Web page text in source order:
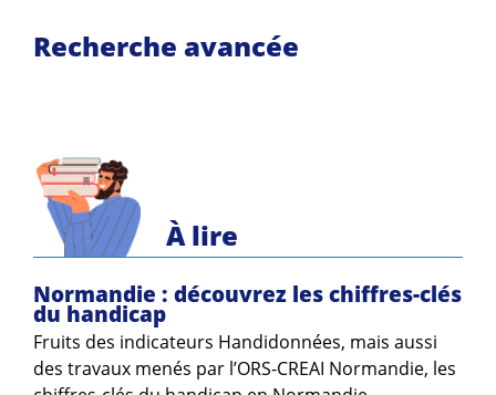
Recherche avancée
À lire
Normandie : découvrez les chiffres-clés
du handicap
Fruits des indicateurs Handidonnées, mais aussi
des travaux menés par l’ORS-CREAI Normandie, les